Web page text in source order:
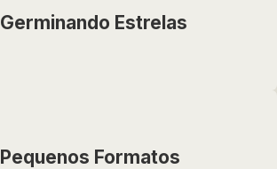
Germinando Estrelas
Pequenos Formatos